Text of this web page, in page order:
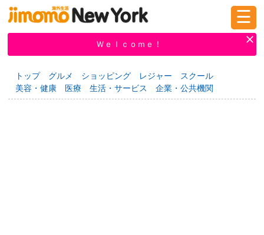
新規登録
掲示板 タウン情報 教えて！
☰
Ｗｅｌｃｏｍｅ！
トップ グルメ ショッピング レジャー
スクール
美容・健康
医療 生活・サービス 企業・公共機関